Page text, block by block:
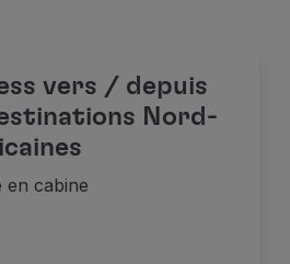
vers / depuis
Nord-
en cabine